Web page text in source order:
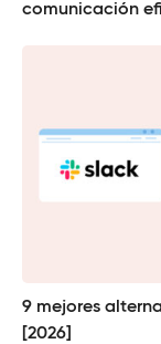
comunicación
9 mejores
[2026]